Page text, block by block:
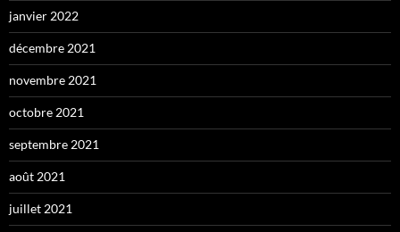
janvier 2022
décembre 2021
novembre 2021
octobre 2021
septembre 2021
août 2021
juillet 2021